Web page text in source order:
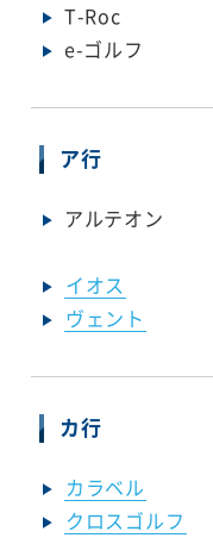
T-Roc
e-ゴルフ
ア行
アルテオン
イオス
ヴェント
カ行
カラベル
クロスゴルフ